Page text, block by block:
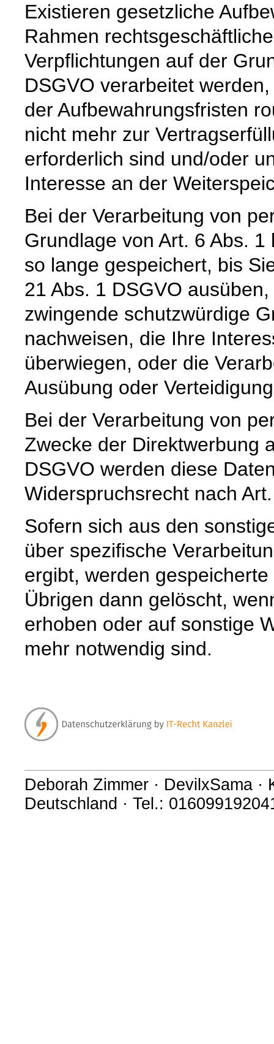
Existieren gesetzliche
Rahmen
Verpflichtungen auf der
DSGVO verarbeitet
der Aufbewahrungsfristen
nicht mehr zur
erforderlich sind und/oder
Interesse an der
Bei der Verarbeitung von
Grundlage von Art. 6 Abs.
so lange gespeichert, bis
21 Abs. 1 DSGVO
zwingende schutzwürdige
nachweisen, die Ihre
überwiegen, oder die
Ausübung oder
Bei der Verarbeitung von
Zwecke der Direktwerbung
DSGVO werden diese
Widerspruchsrecht nach
Sofern sich aus den
über spezifische
ergibt, werden
Übrigen dann gelöscht,
erhoben oder auf sonstige
mehr notwendig sind.
Deborah Zimmer · DevilxSama ·
Deutschland · Tel.: